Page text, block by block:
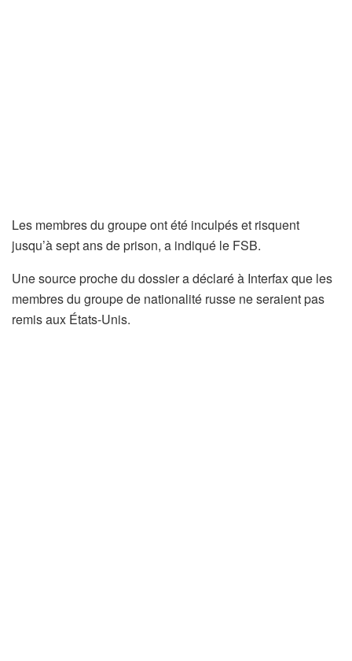
Les membres du groupe ont été inculpés et risquent
jusqu’à sept ans de prison, a indiqué le FSB.
Une source proche du dossier a déclaré à Interfax que les
membres du groupe de nationalité russe ne seraient pas
remis aux États-Unis.